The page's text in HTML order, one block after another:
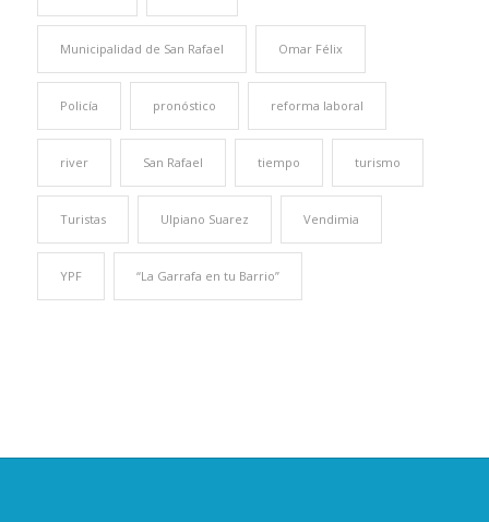
Municipalidad de San Rafael Omar Félix
Policía pronóstico reforma laboral
river San Rafael tiempo turismo
Turistas Ulpiano Suarez Vendimia
YPF “La Garrafa en tu Barrio”